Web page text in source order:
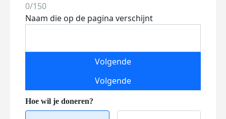
0/150
Naam die op de pagina verschijnt
Volgende
Volgende